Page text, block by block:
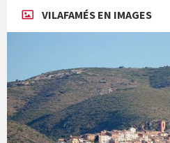
Concerts al Museu
VILAFAMÉS EN IMAGES